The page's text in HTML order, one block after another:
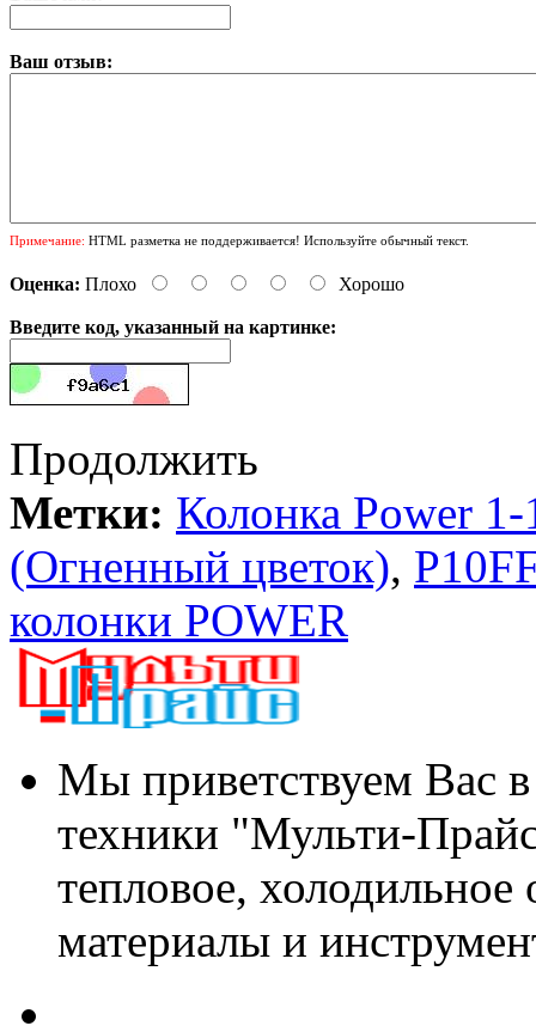
Ваш отзыв:
Примечание: HTML разметка не поддерживается! Используйте обычный текст.
Оценка: Плохо Хорошо
Введите код, указанный на картинке:
Продолжить
Метки: Колонка Power
(Огненный цветок),
колонки POWER
Мы приветствуем Вас
техники "Мульти-
тепловое,
материалы и